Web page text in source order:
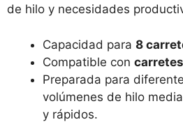
de hilo y necesidades
Capacidad para 8
Compatible con
Preparada para
volúmenes de hilo
y rápidos.